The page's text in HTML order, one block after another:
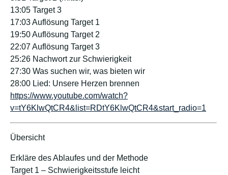
13:05 Target 3
17:03 Auflösung Target 1
19:50 Auflösung Target 2
22:07 Auflösung Target 3
25:26 Nachwort zur Schwierigkeit
27:30 Was suchen wir, was bieten wir
28:00 Lied: Unsere Herzen brennen
https://www.youtube.com/watch?
v=tY6KlwQtCR4&list=RDtY6KlwQtCR4&start_radio=1
Übersicht
Erkläre des Ablaufes und der Methode
Target 1 – Schwierigkeitsstufe leicht